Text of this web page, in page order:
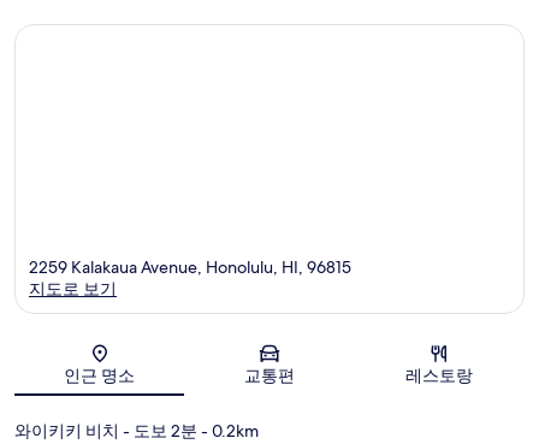
지도
2259 Kalakaua Avenue, Honolulu, HI, 96815
지도로 보기
인근 명소 교통편 레스토랑
와이키키 비치 - 도보 2분 - 0.2km